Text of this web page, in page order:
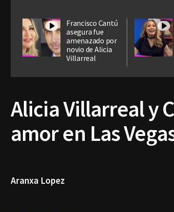
Francisco Cantú
asegura fue
amenazado por
novio de Alicia
Villarreal
Alicia Villarreal y
amor en Las
Aranxa Lopez